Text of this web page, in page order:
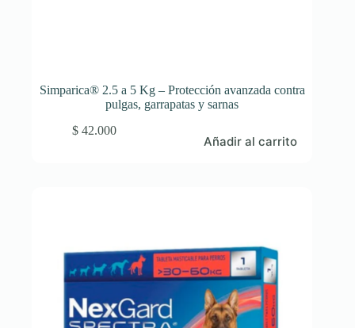
Simparica® 2.5 a 5 Kg – Protección avanzada contra
pulgas, garrapatas y sarnas
$42.000
Añadir al carrito